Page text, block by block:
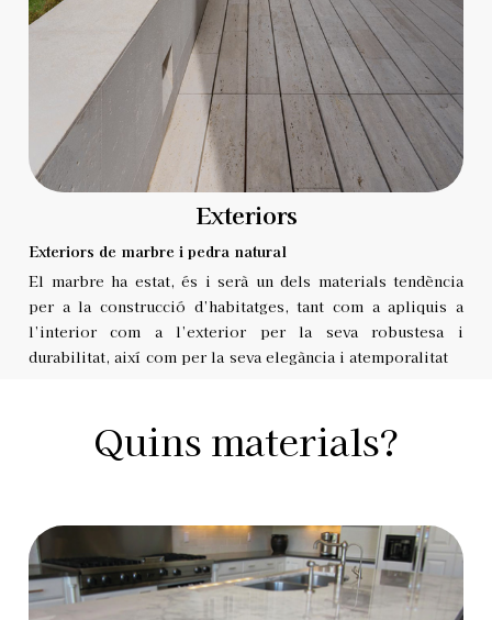
Exteriors
Exteriors de marbre i pedra natural
El marbre ha estat, és i serà un dels materials tendència
per a la construcció d’habitatges, tant com a apliquis a
l’interior com a l’exterior per la seva robustesa i
durabilitat, així com per la seva elegància i atemporalitat
Quins materials?